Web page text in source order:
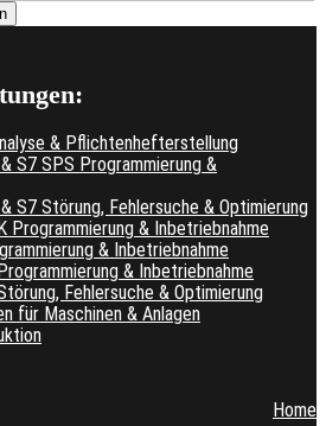
& Pflichtenhefterstellung
S7 SPS Programmierung &
S7 Störung, Fehlersuche & Optimierung
Programmierung & Inbetriebnahme
& Inbetriebnahme
& Inbetriebnahme
Fehlersuche & Optimierung
für Maschinen & Anlagen
Home